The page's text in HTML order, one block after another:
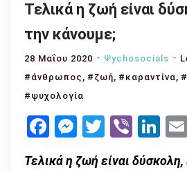
Τελικά η ζωή είναι
την κάνουμε;
28 Μαΐου 2020 Ψychosocials
#άνθρωπος , #ζωή, #καραντίνα,
#ψυχολογία
Facebook
Messenger
Twitter
Viber
Τελικά η ζωή είναι δύσκολη,